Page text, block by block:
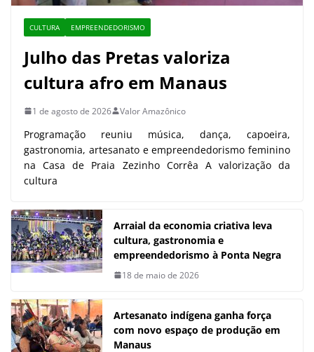
CULTURA EMPREENDEDORISMO
Julho das Pretas valoriza
cultura afro em Manaus
1 de agosto de 2026 Valor Amazônico
Programação reuniu música, dança, capoeira,
gastronomia, artesanato e empreendedorismo feminino
na Casa de Praia Zezinho Corrêa A valorização da
cultura
Arraial da economia criativa leva
cultura, gastronomia e
empreendedorismo à Ponta Negra
18 de maio de 2026
Artesanato indígena ganha força
com novo espaço de produção em
Manaus